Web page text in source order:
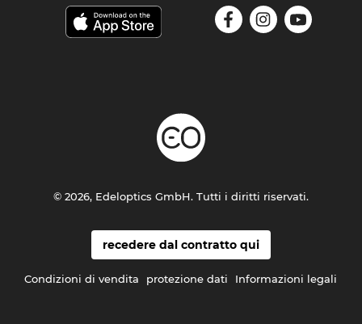
recedere dal contratto qui
Condizioni di vendita protezione dati Informazioni legali
© 2026, Edeloptics GmbH. Tutti i diritti riservati.